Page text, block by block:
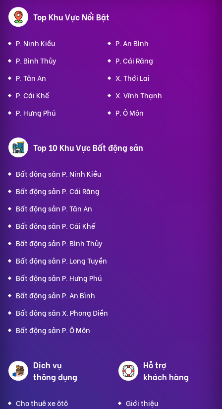
Top Khu Vực Nổi Bật
P. Ninh Kiều
P. An Bình
P. Bình Thủy
P. Cái Răng
P. Tân An
X. Thới Lai
P. Cái Khế
X. Vĩnh Thạnh
P. Hưng Phú
P. Ô Môn
Top 10 Khu Vực Bất động sản
Bất động sản P. Ninh Kiều
Bất động sản P. Cái Răng
Bất động sản P. Tân An
Bất động sản P. Cái Khế
Bất động sản P. Bình Thủy
Bất động sản P. Long Tuyền
Bất động sản P. Hưng Phú
Bất động sản P. An Bình
Bất động sản X. Phong Điền
Bất động sản P. Ô Môn
Dịch vụ
thông dụng
Cho thuê xe ôtô
Hỗ trợ
khách hàng
Giới thiệu